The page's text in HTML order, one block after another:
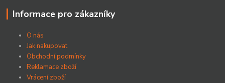
Informace pro zákazníky
O nás
Jak nakupovat
Obchodní podmínky
Reklamace zboží
Vrácení zboží